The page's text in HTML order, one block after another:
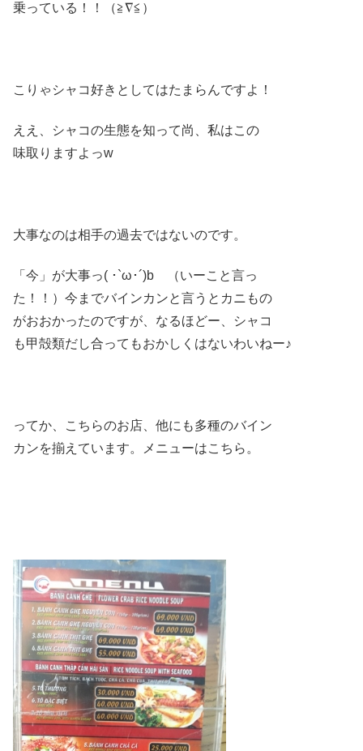
乗っている！！（≧∇≦）
こりゃシャコ好きとしてはたまらんですよ！
ええ、シャコの生態を知って尚、私はこの
味取りますよっw
大事なのは相手の過去ではないのです。
「今」が大事っ( ･`ω･´)b （いーこと言っ
た！！）今までバインカンと言うとカニもの
がおおかったのですが、なるほどー、シャコ
も甲殻類だし合ってもおかしくはないわいねー♪
ってか、こちらのお店、他にも多種のバイン
カンを揃えています。メニューはこちら。